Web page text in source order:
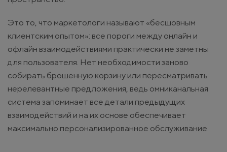
Это то, что маркетологи называют «бесшовным
клиентским опытом»: все пороги между онлайн и
офлайн взаимодействиями практически не заметны
для пользователя. Нет необходимости заново
собирать брошенную корзину или пересматривать
нерелевантные предложения, ведь омниканальная
система запоминает все детали предыдущих
взаимодействий и на их основе обеспечивает
максимально персонализированное обслуживание.